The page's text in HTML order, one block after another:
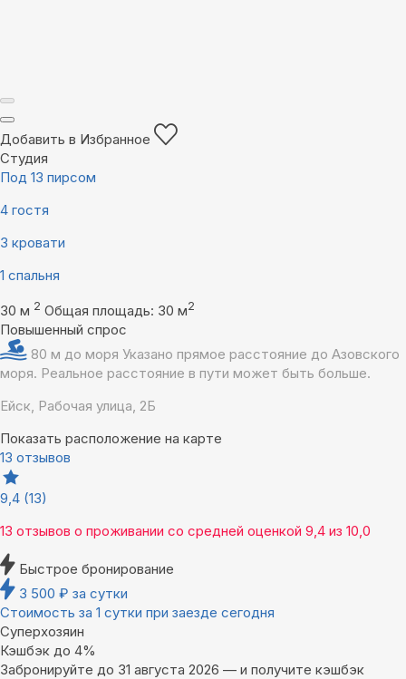
Добавить в Избранное
Студия
Под 13 пирсом
4 гостя
3 кровати
1 спальня
30 м 2 Общая площадь: 30 м2
Повышенный спрос
80 м до моря Указано прямое расстояние до Азовского
моря. Реальное расстояние в пути может быть больше.
Ейск, Рабочая улица, 2Б
Показать расположение на карте
13 отзывов
9,4 (13)
13 отзывов о проживании со средней оценкой 9,4 из 10,0
Быстрое бронирование
3 500 ₽ за сутки
Стоимость за 1 сутки при заезде сегодня
Суперхозяин
Кэшбэк до 4%
Забронируйте до 31 августа 2026 — и получите кэшбэк